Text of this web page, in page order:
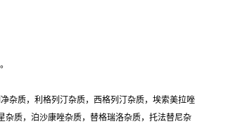
杂质，利格列汀杂质，西格列汀杂质，埃索美拉唑
杂质，泊沙康唑杂质，替格瑞洛杂质，托法替尼杂